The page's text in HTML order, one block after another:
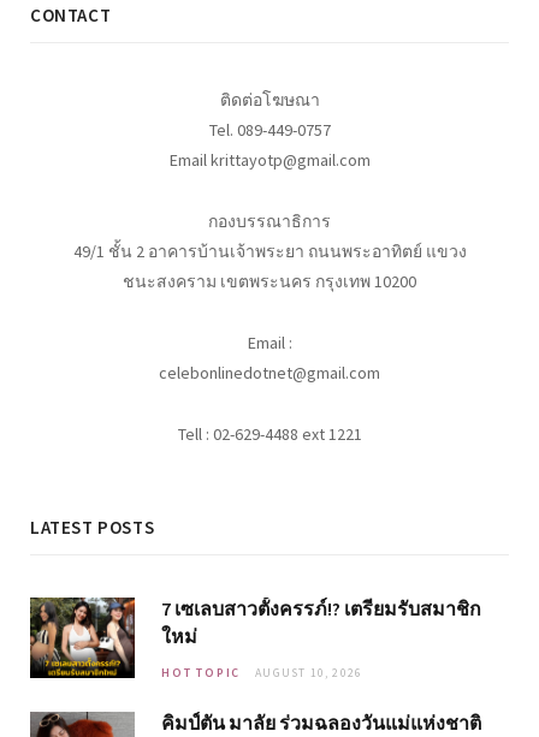
CONTACT
ติดต่อโฆษณา
Tel. 089-449-0757
Email krittayotp@gmail.com
กองบรรณาธิการ
49/1 ชั้น 2 อาคารบ้านเจ้าพระยา ถนนพระอาทิตย์ แขวง
ชนะสงคราม เขตพระนคร กรุงเทพ 10200
Email :
celebonlinedotnet@gmail.com
Tell : 02-629-4488 ext 1221
LATEST POSTS
7 เซเลบสาวตั้งครรภ์!? เตรียมรับสมาชิก
ใหม่
HOT TOPIC AUGUST 10, 2026
คิมป์ตัน มาลัย ร่วมฉลองวันแม่แห่งชาติ